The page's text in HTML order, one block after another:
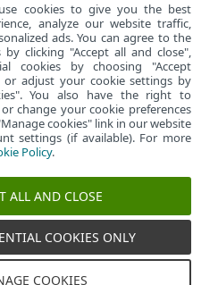
de travail
ESET
cookies to give you the best
analyze our website traffic,
ads. You can agree to the
clicking "Accept all and close",
cookies by choosing "Accept
or adjust your cookie settings by
You also have the right to
change your cookie preferences
cookies" link in our website
settings (if available). For more
Policy.
ALL AND CLOSE
COOKIES ONLY
COOKIES